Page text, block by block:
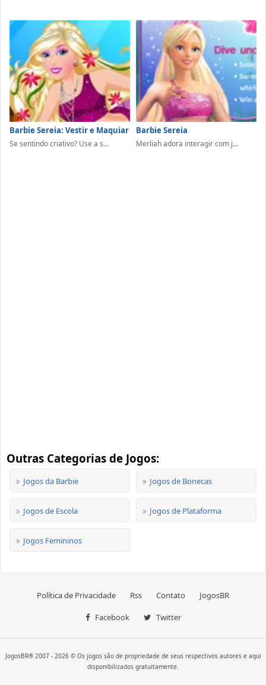
Barbie Sereia: Vestir e Maquiar
Se sentindo criativo? Use a s...
Barbie Sereia
Merliah adora interagir com j...
Outras Categorias de Jogos:
Jogos da Barbie Jogos de Bonecas
Jogos de Escola Jogos de Plataforma
Jogos Femininos
Política de Privacidade Rss Contato JogosBR
Facebook Twitter
JogosBR® 2007 - 2026 © Os jogos são de propriedade de seus respectivos autores e aqui
disponibilizados gratuitamente.